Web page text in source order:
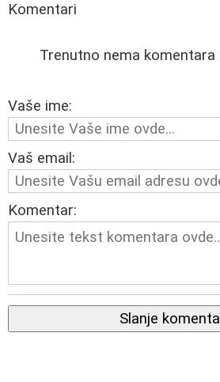
Komentari
Trenutno nema komentara
Vaše ime:
Vaš email:
Komentar:
Slanje